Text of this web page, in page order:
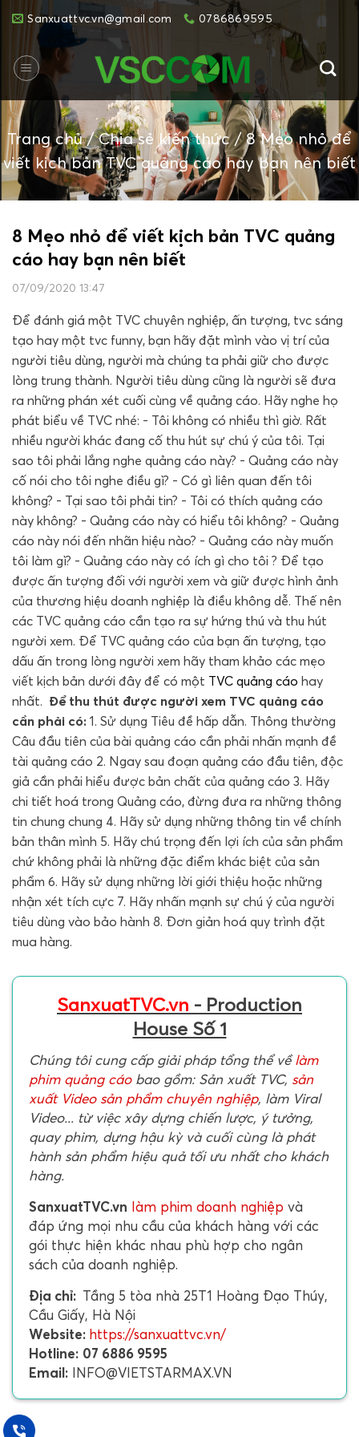
content
Sanxuattvc.vn@gmail.com 0786869595
Trang chủ/Chia sẻ kiến thức/8 Mẹo nhỏ để
viết kịch bản TVC quảng cáo hay bạn nên biết
8 Mẹo nhỏ để viết kịch bản TVC quảng
cáo hay bạn nên biết
07/09/2020 13:47
Để đánh giá một TVC chuyên nghiệp, ấn tượng, tvc sáng
tạo hay một tvc funny, bạn hãy đặt mình vào vị trí của
người tiêu dùng, người mà chúng ta phải giữ cho được
lòng trung thành. Người tiêu dùng cũng là người sẽ đưa
ra những phán xét cuối cùng về quảng cáo. Hãy nghe họ
phát biểu về TVC nhé: - Tôi không có nhiều thì giờ. Rất
nhiều người khác đang cố thu hút sự chú ý của tôi. Tại
sao tôi phải lắng nghe quảng cáo này? - Quảng cáo này
cố nói cho tôi nghe điều gì? - Có gì liên quan đến tôi
không? - Tại sao tôi phải tin? - Tôi có thích quảng cáo
này không? - Quảng cáo này có hiểu tôi không? - Quảng
cáo này nói đến nhãn hiệu nào? - Quảng cáo này muốn
tôi làm gì? - Quảng cáo này có ích gì cho tôi ? Để tạo
được ấn tượng đối với người xem và giữ được hình ảnh
của thương hiệu doanh nghiệp là điều không dễ. Thế nên
các TVC quảng cáo cần tạo ra sự hứng thú và thu hút
người xem. Để TVC quảng cáo của bạn ấn tượng, tạo
dấu ấn trong lòng người xem hãy tham khảo các mẹo
viết kịch bản dưới đây để có một TVC quảng cáo hay
nhất. Để thu thút được người xem TVC quảng cáo
cần phải có: 1. Sử dụng Tiêu đề hấp dẫn. Thông thường
Câu đầu tiên của bài quảng cáo cần phải nhấn mạnh đề
tài quảng cáo 2. Ngay sau đoạn quảng cáo đầu tiên, độc
giả cần phải hiểu được bản chất của quảng cáo 3. Hãy
chi tiết hoá trong Quảng cáo, đừng đưa ra những thông
tin chung chung 4. Hãy sử dụng những thông tin về chính
bản thân mình 5. Hãy chú trọng đến lợi ích của sản phẩm
chứ không phải là những đặc điểm khác biệt của sản
phẩm 6. Hãy sử dụng những lời giới thiệu hoặc những
nhận xét tích cực 7. Hãy nhấn mạnh sự chú ý của người
tiêu dùng vào bảo hành 8. Đơn giản hoá quy trình đặt
mua hàng.
SanxuatTVC.vn - Production
House Số 1
Chúng tôi cung cấp giải pháp tổng thể vềlàm
phim quảng cáobao gồm: Sản xuất TVC, sản
xuất Video sản phẩm chuyên nghiệp, làm Viral
Video... từ việc xây dựng chiến lược, ý tưởng,
quay phim, dựng hậu kỳ và cuối cùng là phát
hành sản phẩm hiệu quả tối ưu nhất cho khách
hàng.
SanxuatTVC.vn làm phim doanh nghiệp và
đáp ứng mọi nhu cầu của khách hàng với các
gói thực hiện khác nhau phù hợp cho ngân
sách của doanh nghiệp.
Địa chỉ: Tầng 5 tòa nhà 25T1 Hoàng Đạo Thúy,
Cầu Giấy, Hà Nội
Website: https://sanxuattvc.vn/
Hotline: 07 6886 9595
Email: INFO@VIETSTARMAX.VN